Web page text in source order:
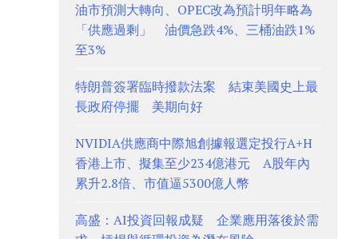
油市預測大轉向、OPEC改為預計明年略為
「供應過剩」 油價急跌4%、三桶油跌1%
至3%
特朗普簽署臨時撥款法案 結束美國史上最
長政府停擺 美期向好
NVIDIA供應商中際旭創據報選定投行A+H
香港上市、擬集至少234億港元 A股年內
累升2.8倍、市值逼5300億人幣
高盛：AI投資回報成疑 企業應用落後於需